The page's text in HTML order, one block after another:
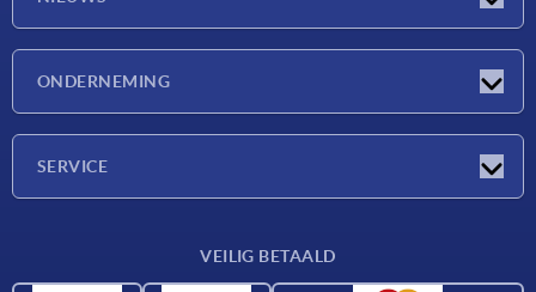
ONDERNEMING
SERVICE
VEILIG BETAALD